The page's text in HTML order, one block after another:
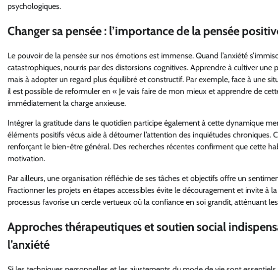
psychologiques.
Changer sa pensée : l’importance de la pensée
Le pouvoir de la pensée sur nos émotions est immense. Quand l’anxiété
catastrophiques, nourris par des distorsions cognitives. Apprendre à cultiver une
mais à adopter un regard plus équilibré et constructif. Par exemple, face à une
il est possible de reformuler en « Je vais faire de mon mieux et apprendre de
immédiatement la charge anxieuse.
Intégrer la gratitude dans le quotidien participe également à cette dynamique
éléments positifs vécus aide à détourner l’attention des inquiétudes
renforçant le bien-être général. Des recherches récentes confirment que cette
motivation.
Par ailleurs, une organisation réfléchie de ses tâches et objectifs offre un
Fractionner les projets en étapes accessibles évite le découragement et invite à
processus favorise un cercle vertueux où la confiance en soi grandit, atténuant
Approches thérapeutiques et soutien social
l’anxiété